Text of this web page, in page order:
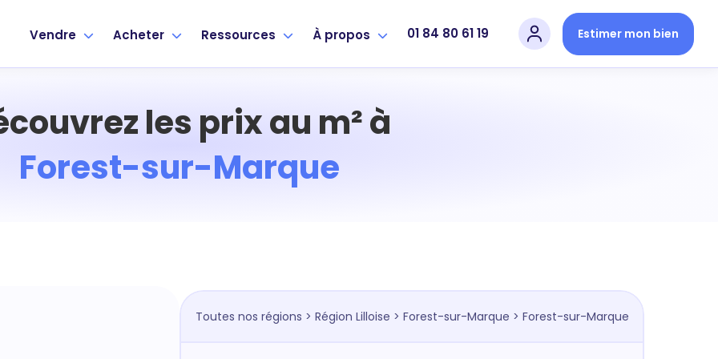
Vendre Acheter Ressources À propos 01 84 80 61 19 Estimer mon bien
les prix au m² à
Forest-sur-Marque
Toutes nos régions > Région Lilloise > Forest-sur-Marque > Forest-sur-Marque